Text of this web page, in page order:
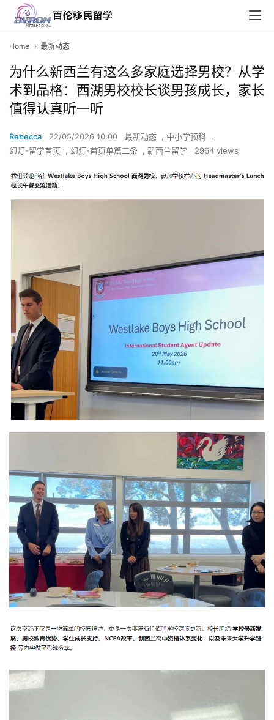
Home 最新动态
为什么新西兰有这么多家庭选择男校？从学
术到品格：西湖男校校长谈男孩成长，家长
值得认真听一听
Rebecca 22/05/2026 10:00 最新动态 , 中小学预科 ,
幻灯-留学首页
, 幻灯-首页单篇二条 , 新西兰留学 2964 views